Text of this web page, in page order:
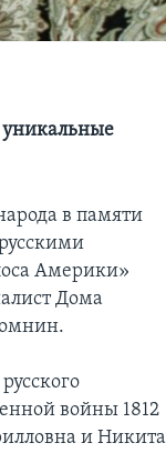
уникальные
в памяти
Америки»
Дома
войны 1812
и Никита